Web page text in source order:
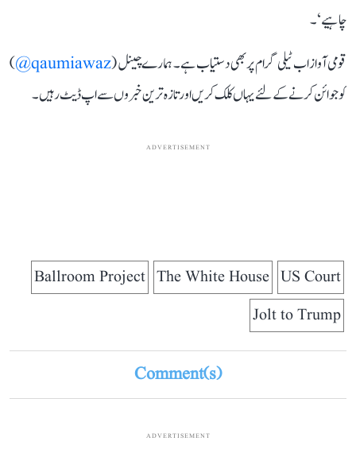
چاہیے‘۔
قومی آواز اب ٹیلی گرام پر بھی دستیاب ہے۔ ہمارے چینل (qaumiawaz@
)
کو جوائن کرنے کے لئے یہاں کلک کریں اور تازہ ترین خبروں سے اپ ڈیٹ رہیں۔
ADVERTISEMENT
US Court
The White House
Ballroom Project
Jolt to Trump
Comment(s)
ADVERTISEMENT